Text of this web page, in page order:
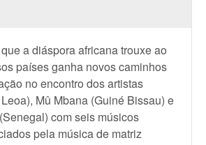
a diáspora africana trouxe ao
países ganha novos caminhos
no encontro dos artistas
Mû Mbana (Guiné Bissau) e
com seis músicos
pela música de matriz